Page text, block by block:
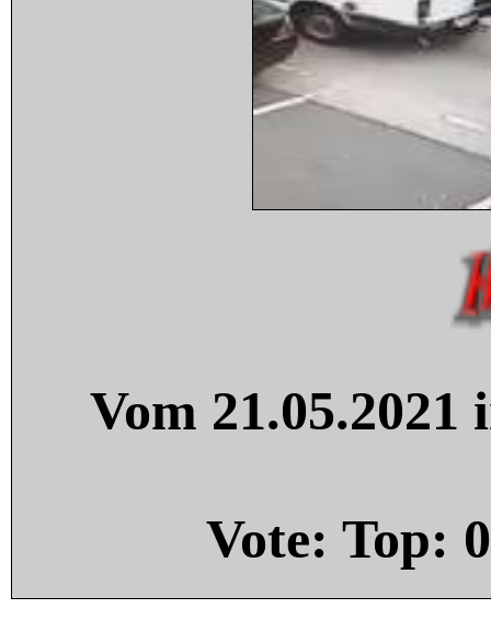
Vom
Vote: Top: 0